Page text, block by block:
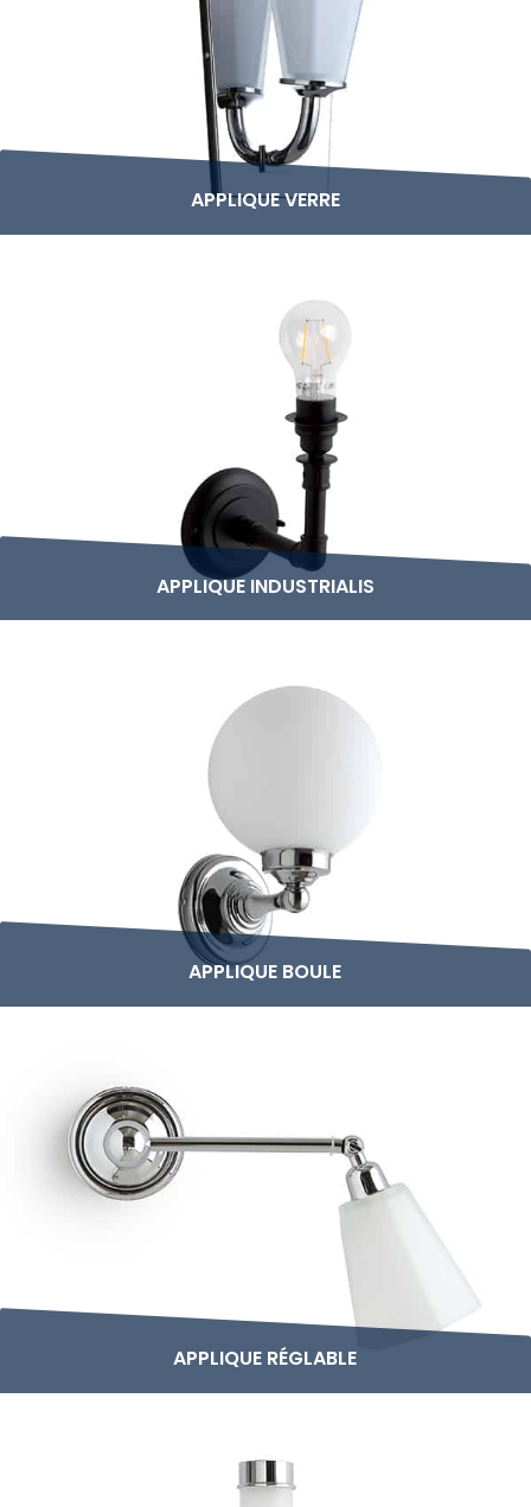
APPLIQUE VERRE
APPLIQUE INDUSTRIALIS
APPLIQUE BOULE
APPLIQUE RÉGLABLE